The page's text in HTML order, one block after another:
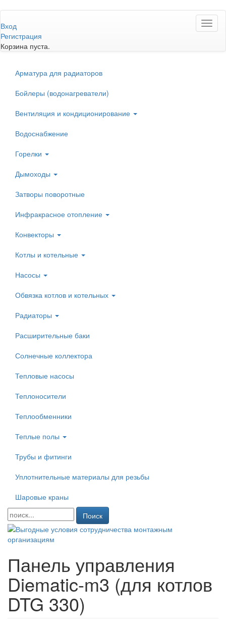
к
основному
содержанию
Вход
Регистрация
Корзина пуста.
Арматура для радиаторов
Бойлеры (водонагреватели)
Вентиляция и кондиционирование
Водоснабжение
Горелки
Дымоходы
Затворы поворотные
Инфракрасное отопление
Конвекторы
Котлы и котельные
Насосы
Обвязка котлов и котельных
Радиаторы
Расширительные баки
Солнечные коллектора
Тепловые насосы
Теплоносители
Теплообменники
Теплые полы
Трубы и фитинги
Уплотнительные материалы для резьбы
Шаровые краны
Поиск
Панель управления
Diematic-m3 (для котлов
DTG 330)